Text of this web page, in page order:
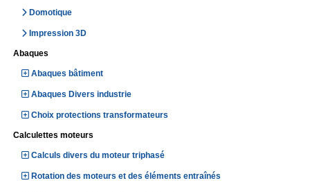
Domotique
Impression 3D
Abaques
Abaques bâtiment
Abaques Divers industrie
Choix protections transformateurs
Calculettes moteurs
Calculs divers du moteur triphasé
Rotation des moteurs et des éléments entraînés